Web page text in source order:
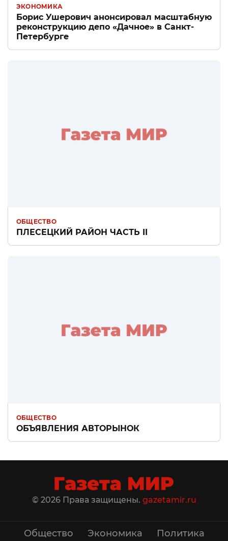
ЭКОНОМИКА
Борис Ушерович анонсировал масштабную
реконструкцию депо «Дачное» в Санкт-
Петербурге
ОБЩЕСТВО
ПЛЕСЕЦКИЙ РАЙОН ЧАСТЬ II
ОБЩЕСТВО
ОБЪЯВЛЕНИЯ АВТОРЫНОК
© 2026 Права защищены. gazetamir.ru
Общество Экономика Политика